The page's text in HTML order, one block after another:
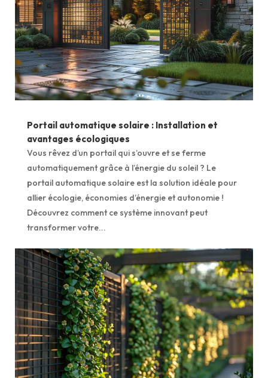
Portail automatique solaire : Installation et
avantages écologiques
Vous rêvez d’un portail qui s’ouvre et se ferme
automatiquement grâce à l’énergie du soleil ? Le
portail automatique solaire est la solution idéale pour
allier écologie, économies d’énergie et autonomie !
Découvrez comment ce système innovant peut
transformer votre...